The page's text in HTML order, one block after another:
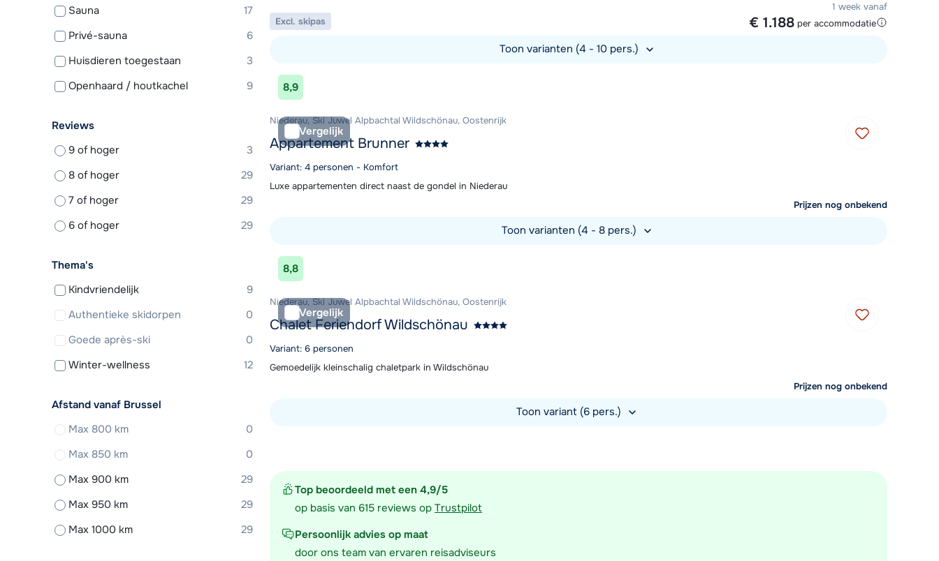
Top beoordeeld met een 4,9/5
op basis van 615 reviews op Trustpilot
Persoonlijk advies op maat
door ons team van ervaren reisadviseurs
1 week vanaf
€ 1.188 per accommodatie
Excl. skipas
Toon varianten (4 - 10 pers.)
Bekijk accommodatie
8,9
Vergelijk
Niederau, Ski Juwel Alpbachtal Wildschönau, Oostenrijk
Appartement Brunner
Variant: 4 personen - Komfort
Luxe appartementen direct naast de gondel in Niederau
Prijzen nog onbekend
Toon varianten (4 - 8 pers.)
Bekijk accommodatie
8,8
Vergelijk
Niederau, Ski Juwel Alpbachtal Wildschönau, Oostenrijk
Chalet Feriendorf Wildschönau
Variant: 6 personen
Gemoedelijk kleinschalig chaletpark in Wildschönau
Prijzen nog onbekend
Toon variant (6 pers.)
Sauna
17
Privé-sauna
6
Huisdieren toegestaan
3
Openhaard / houtkachel
9
Reviews
9 of hoger
3
8 of hoger
29
7 of hoger
29
6 of hoger
29
Thema's
Kindvriendelijk
9
Authentieke skidorpen
0
Goede après-ski
0
Winter-wellness
12
Afstand vanaf Brussel
Max 800 km
0
Max 850 km
0
Max 900 km
29
Max 950 km
29
Max 1000 km
29